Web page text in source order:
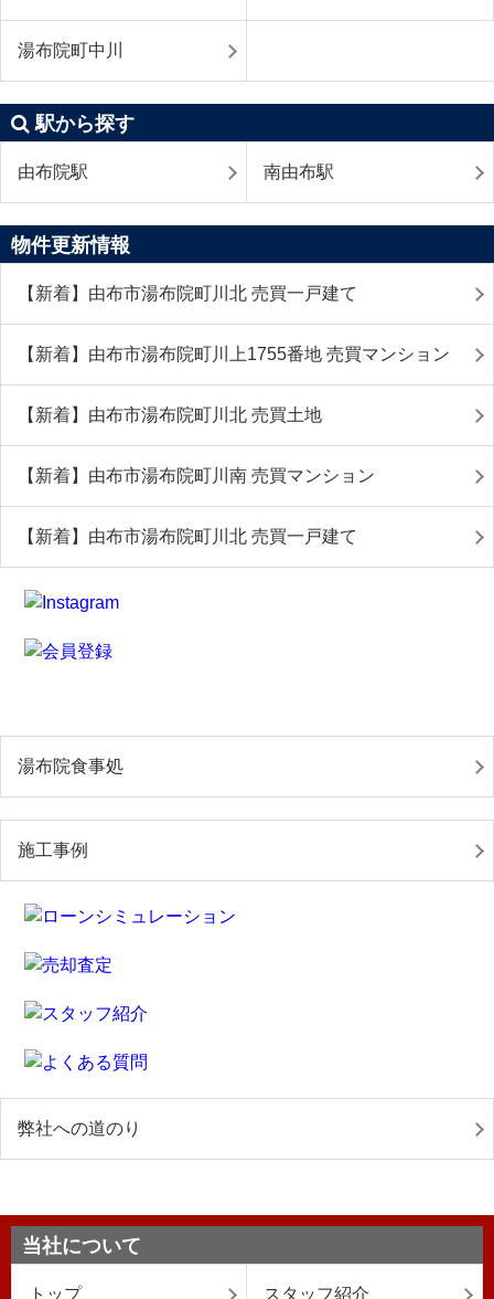
湯布院町中川
駅から探す
由布院駅 南由布駅
物件更新情報
【新着】由布市湯布院町川北 売買一戸建て
【新着】由布市湯布院町川上1755番地 売買マンション
【新着】由布市湯布院町川北 売買土地
【新着】由布市湯布院町川南 売買マンション
【新着】由布市湯布院町川北 売買一戸建て
湯布院食事処
施工事例
弊社への道のり
当社について
トップ スタッフ紹介